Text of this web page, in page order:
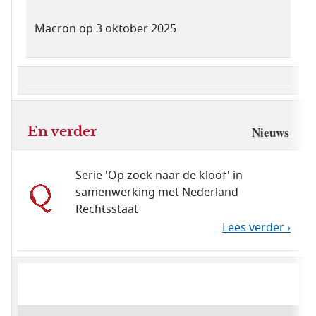
Macron op 3 oktober 2025
En verder Nieuws
Serie 'Op zoek naar de kloof' in
samenwerking met Nederland
Rechtsstaat
Lees verder ›